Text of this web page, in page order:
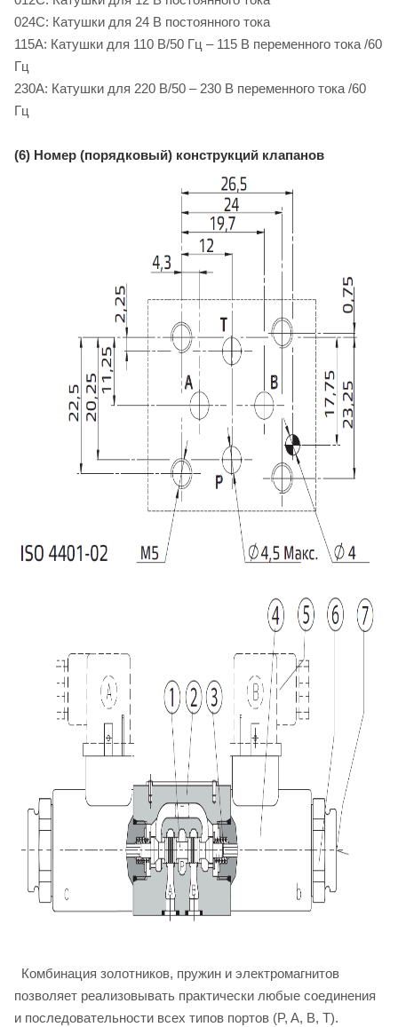
024C: Катушки для 24 B постоянного тока
115A: Катушки для 110 B/50 Гц – 115 B переменного тока /60
Гц
230A: Катушки для 220 B/50 – 230 B переменного тока /60
Гц
(6) Номер (порядковый) конструкций клапанов
Комбинация золотников, пружин и электромагнитов
позволяет реализовывать практически любые соединения
и последовательности всех типов портов (P, A, B, T).